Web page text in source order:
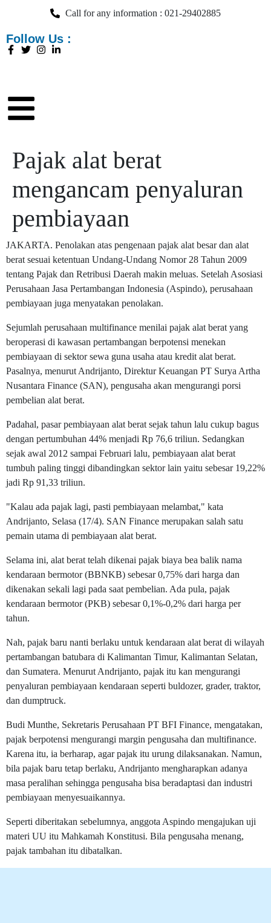
Call for any information : 021-29402885
Follow Us :
Pajak alat berat
mengancam penyaluran
pembiayaan
JAKARTA. Penolakan atas pengenaan pajak alat besar dan alat
berat sesuai ketentuan Undang-Undang Nomor 28 Tahun 2009
tentang Pajak dan Retribusi Daerah makin meluas. Setelah Asosiasi
Perusahaan Jasa Pertambangan Indonesia (Aspindo), perusahaan
pembiayaan juga menyatakan penolakan.
Sejumlah perusahaan multifinance menilai pajak alat berat yang
beroperasi di kawasan pertambangan berpotensi menekan
pembiayaan di sektor sewa guna usaha atau kredit alat berat.
Pasalnya, menurut Andrijanto, Direktur Keuangan PT Surya Artha
Nusantara Finance (SAN), pengusaha akan mengurangi porsi
pembelian alat berat.
Padahal, pasar pembiayaan alat berat sejak tahun lalu cukup bagus
dengan pertumbuhan 44% menjadi Rp 76,6 triliun. Sedangkan
sejak awal 2012 sampai Februari lalu, pembiayaan alat berat
tumbuh paling tinggi dibandingkan sektor lain yaitu sebesar 19,22%
jadi Rp 91,33 triliun.
"Kalau ada pajak lagi, pasti pembiayaan melambat," kata
Andrijanto, Selasa (17/4). SAN Finance merupakan salah satu
pemain utama di pembiayaan alat berat.
Selama ini, alat berat telah dikenai pajak biaya bea balik nama
kendaraan bermotor (BBNKB) sebesar 0,75% dari harga dan
dikenakan sekali lagi pada saat pembelian. Ada pula, pajak
kendaraan bermotor (PKB) sebesar 0,1%-0,2% dari harga per
tahun.
Nah, pajak baru nanti berlaku untuk kendaraan alat berat di wilayah
pertambangan batubara di Kalimantan Timur, Kalimantan Selatan,
dan Sumatera. Menurut Andrijanto, pajak itu kan mengurangi
penyaluran pembiayaan kendaraan seperti buldozer, grader, traktor,
dan dumptruck.
Budi Munthe, Sekretaris Perusahaan PT BFI Finance, mengatakan,
pajak berpotensi mengurangi margin pengusaha dan multifinance.
Karena itu, ia berharap, agar pajak itu urung dilaksanakan. Namun,
bila pajak baru tetap berlaku, Andrijanto mengharapkan adanya
masa peralihan sehingga pengusaha bisa beradaptasi dan industri
pembiayaan menyesuaikannya.
Seperti diberitakan sebelumnya, anggota Aspindo mengajukan uji
materi UU itu Mahkamah Konstitusi. Bila pengusaha menang,
pajak tambahan itu dibatalkan.